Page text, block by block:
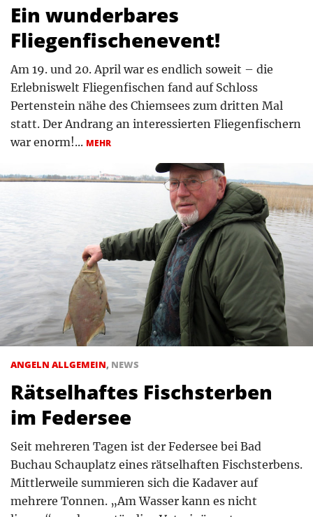
Ein wunderbares
Fliegenfischenevent!
Am 19. und 20. April war es endlich soweit – die
Erlebniswelt Fliegenfischen fand auf Schloss
Pertenstein nähe des Chiemsees zum dritten Mal
statt. Der Andrang an interessierten Fliegenfischern
war enorm!... MEHR
ANGELN ALLGEMEIN, NEWS
Rätselhaftes Fischsterben
im Federsee
Seit mehreren Tagen ist der Federsee bei Bad
Buchau Schauplatz eines rätselhaften Fischsterbens.
Mittlerweile summieren sich die Kadaver auf
mehrere Tonnen. „Am Wasser kann es nicht